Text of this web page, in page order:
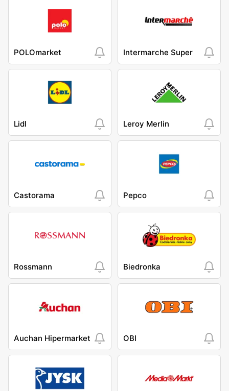
POLOmarket Intermarche Super
Lidl Leroy Merlin
Castorama Pepco
Rossmann Biedronka
Auchan Hipermarket OBI